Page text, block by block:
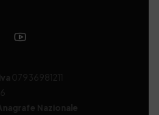
07936981211
Nazionale